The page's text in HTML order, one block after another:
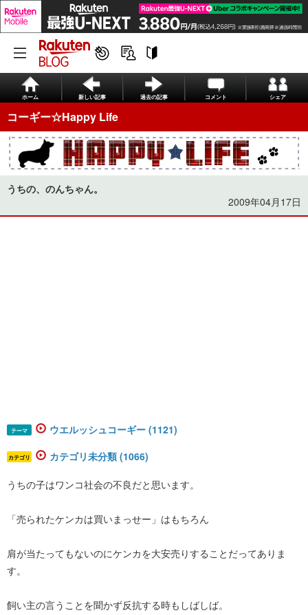
ホーム 新しい記事 過去の記事 コメント シェア
コーギー☆Happy Life
うちの、のんちゃん。
2009年04月17日
テーマ ウエルッシュコーギー (1121)
カテゴリ カテゴリ未分類 (1066)
うちの子はワンコ社会の不良だと思います。
「売られたケンカは買いまっせー」はもちろん
肩が当たってもないのにケンカを大安売りすることだってありま
す。
飼い主の言うことを聞かず反抗する時もしばしば。